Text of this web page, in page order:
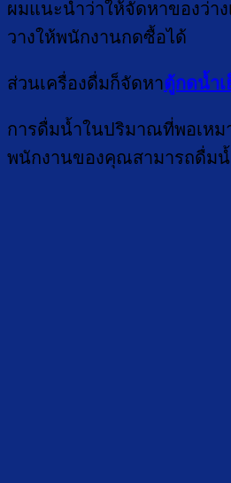
ผมแนะนำว่าให้จัดหาของว่า
วางให้พนักงานกดซื้อได้
ส่วนเครื่องดื่มก็จัดหาตู้กดน้ำ
การดื่มน้ำในปริมาณที่พอเหม
พนักงานของคุณสามารถดื่ม